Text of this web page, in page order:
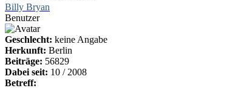
Billy Bryan
Benutzer
Geschlecht: keine Angabe
Herkunft: Berlin
Beiträge: 56829
Dabei seit: 10 / 2008
Betreff: